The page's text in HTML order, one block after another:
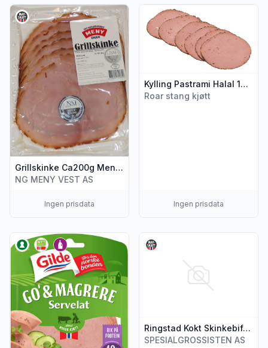
Grillskinke Ca200g Meny Oasen Pølsemakeri
NG MENY VEST AS
Ingen prisdata
Vis flere detaljer for produktet "Grillskinke Ca200g Meny
Kylling Pastrami Halal 100g Stang
Roar stang kjøtt
Ingen prisdata
Vis flere detaljer for
Vis flere detaljer for produktet "Servelat 100g Go & Mager"
Ringstad Kokt Skinkebiff 100g
SPESIALGROSSISTEN AS
Vis flere detaljer for